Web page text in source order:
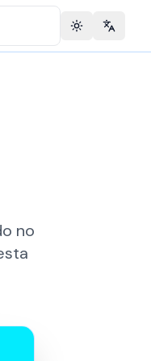
Toggle theme
no